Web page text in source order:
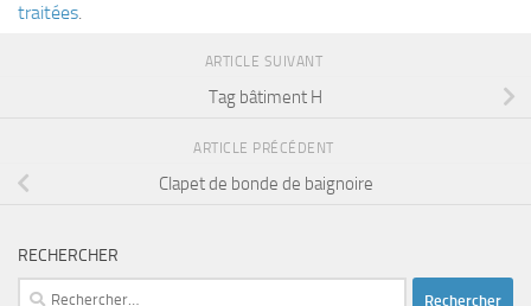
traitées.
ARTICLE SUIVANT
Tag bâtiment H
ARTICLE PRÉCÉDENT
Clapet de bonde de baignoire
RECHERCHER
Rechercher :